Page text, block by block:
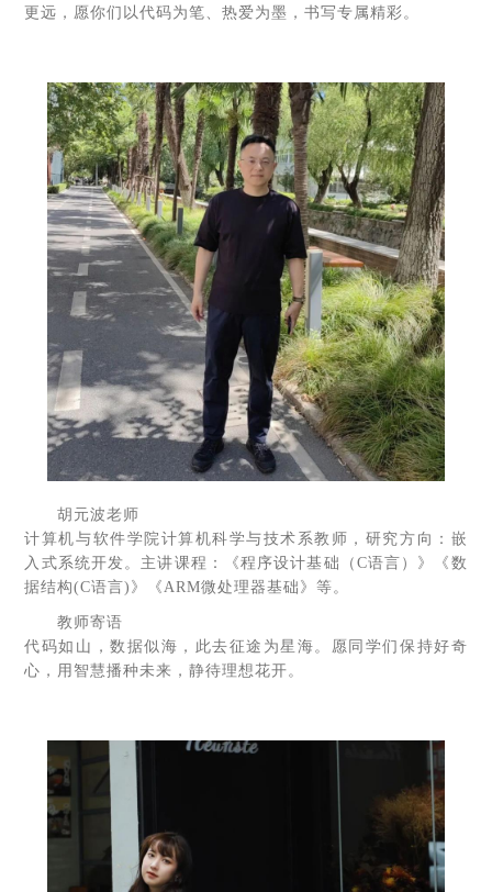
更远，愿你们以代码为笔、热爱为墨，书写专属精彩。
胡元波老师
计算机与软件学院计算机科学与技术系教师，研究方向：嵌
入式系统开发。主讲课程：《程序设计基础（C语言）》《数
据结构(C语言)》《ARM微处理器基础》等。
教师寄语
代码如山，数据似海，此去征途为星海。愿同学们保持好奇
心，用智慧播种未来，静待理想花开。